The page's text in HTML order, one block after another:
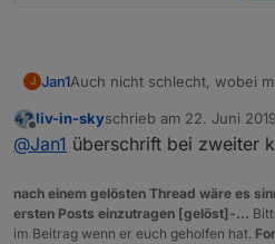
J Jan1Auch nicht schlecht, wobei
unter einer Überschrift zu
Wenn ich ne Überschrift für
Offline
liv-in-skyschrieb am 22. Juni
zuletzt editiert von
@Jan1 überschrift bei zweiter
nach einem gelösten Thread wäre es
ersten Posts einzutragen [gelöst]-...
im Beitrag wenn er euch geholfen hat.